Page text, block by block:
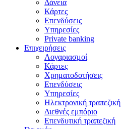
Δάνεια
Κάρτες
Επενδύσεις
Υπηρεσίες
Private banking
Επιχειρήσεις
Λογαριασμοί
Κάρτες
Χρηματοδοτήσεις
Επενδύσεις
Υπηρεσίες
Ηλεκτρονική τραπεζική
Διεθνές εμπόριο
Επενδυτική τραπεζική